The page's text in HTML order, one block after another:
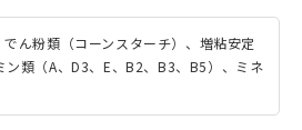
ん粉類（コーンスターチ）、増粘安定
ン類（A、D3、E、B2、B3、B5）、ミネ